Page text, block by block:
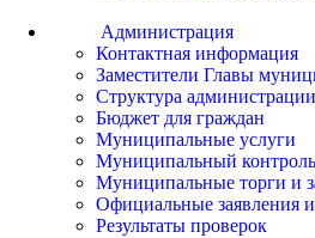
Администрация
Контактная информация
Заместители Главы
Структура администрации
Бюджет для граждан
Муниципальные услуги
Муниципальный контроль
Муниципальные торги и
Официальные заявления
Результаты проверок